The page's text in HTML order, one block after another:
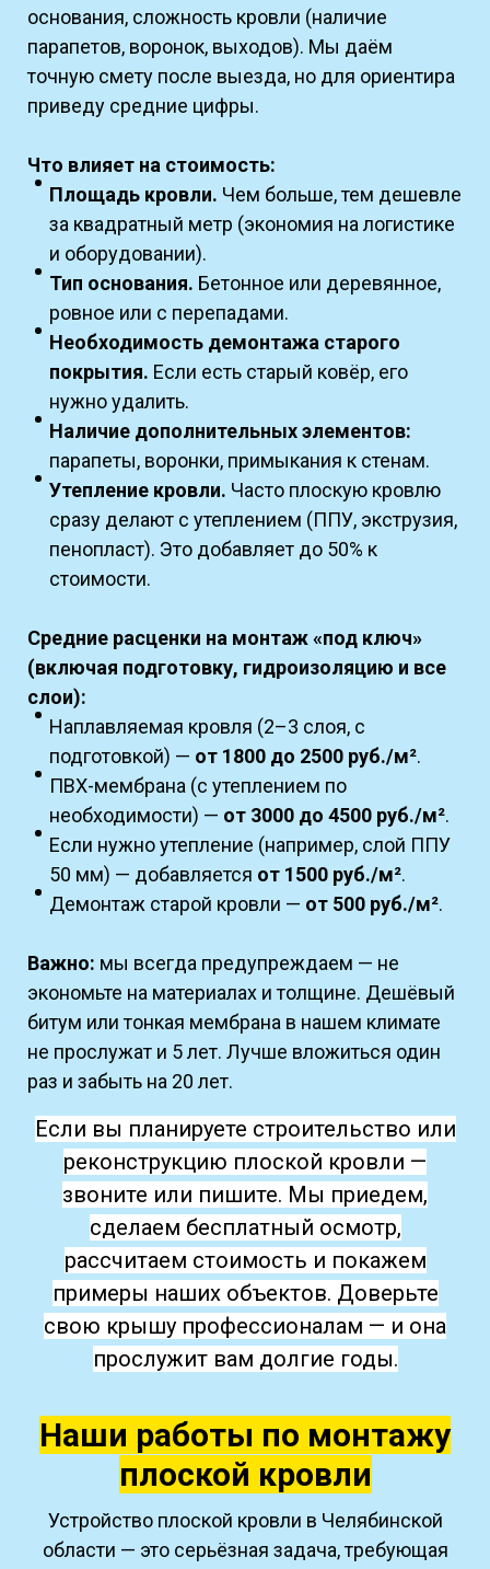
основания, сложность кровли (наличие
парапетов, воронок, выходов). Мы даём
точную смету после выезда, но для ориентира
приведу средние цифры.
Что влияет на стоимость:
Площадь кровли. Чем больше, тем дешевле
за квадратный метр (экономия на логистике
и оборудовании).
Тип основания. Бетонное или деревянное,
ровное или с перепадами.
Необходимость демонтажа старого
покрытия. Если есть старый ковёр, его
нужно удалить.
Наличие дополнительных элементов:
парапеты, воронки, примыкания к стенам.
Утепление кровли. Часто плоскую кровлю
сразу делают с утеплением (ППУ, экструзия,
пенопласт). Это добавляет до 50% к
стоимости.
Средние расценки на монтаж «под ключ»
(включая подготовку, гидроизоляцию и все
слои):
Наплавляемая кровля (2–3 слоя, с
подготовкой) — от 1800 до 2500 руб./м².
ПВХ-мембрана (с утеплением по
необходимости) — от 3000 до 4500 руб./м².
Если нужно утепление (например, слой ППУ
50 мм) — добавляется от 1500 руб./м².
Демонтаж старой кровли — от 500 руб./м².
Важно: мы всегда предупреждаем — не
экономьте на материалах и толщине. Дешёвый
битум или тонкая мембрана в нашем климате
не прослужат и 5 лет. Лучше вложиться один
раз и забыть на 20 лет.
Если вы планируете строительство или
реконструкцию плоской кровли —
звоните или пишите. Мы приедем,
сделаем бесплатный осмотр,
рассчитаем стоимость и покажем
примеры наших объектов. Доверьте
свою крышу профессионалам — и она
прослужит вам долгие годы.
Наши работы по монтажу
плоской кровли
Устройство плоской кровли в Челябинской
области — это серьёзная задача, требующая